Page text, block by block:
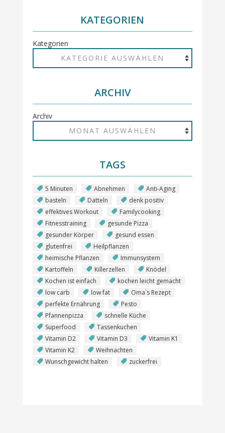
KATEGORIEN
Kategorien
ARCHIV
Archiv
TAGS
5 Minuten Abnehmen
Anti-Aging
basteln
Datteln
denk positiv
effektives Workout
Familycooking
Fitnesstraining
gesunde Pizza
gesunder Körper
gesund essen
glutenfrei
Heilpflanzen
heimische Pflanzen
Immunsystem
Kartoffeln
Killerzellen
Knödel
Kochen ist einfach
kochen leicht gemacht
low carb
low fat
Oma`s Rezept
perfekte Ernährung
Pesto
Pfannenpizza
schnelle Küche
Superfood
Tassenkuchen
Vitamin D2
Vitamin D3
Vitamin K1
Vitamin K2
Weihnachten
Wunschgewicht halten
zuckerfrei